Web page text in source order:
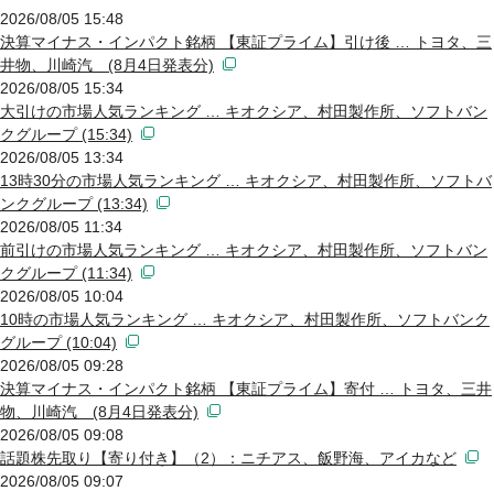
2026/08/05 15:48
決算マイナス・インパクト銘柄 【東証プライム】引け後 … トヨタ、三
井物、川崎汽 (8月4日発表分)
2026/08/05 15:34
大引けの市場人気ランキング … キオクシア、村田製作所、ソフトバン
クグループ (15:34)
2026/08/05 13:34
13時30分の市場人気ランキング … キオクシア、村田製作所、ソフトバ
ンクグループ (13:34)
2026/08/05 11:34
前引けの市場人気ランキング … キオクシア、村田製作所、ソフトバン
クグループ (11:34)
2026/08/05 10:04
10時の市場人気ランキング … キオクシア、村田製作所、ソフトバンク
グループ (10:04)
2026/08/05 09:28
決算マイナス・インパクト銘柄 【東証プライム】寄付 … トヨタ、三井
物、川崎汽 (8月4日発表分)
2026/08/05 09:08
話題株先取り【寄り付き】（2）：ニチアス、飯野海、アイカなど
2026/08/05 09:07